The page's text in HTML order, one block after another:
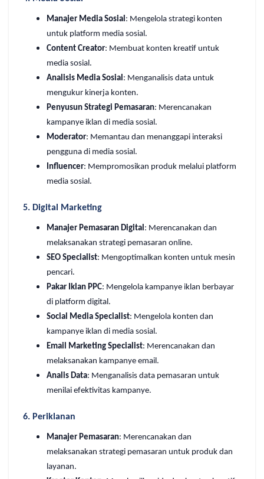
Manajer Media Sosial: Mengelola strategi konten
untuk platform media sosial.
Content Creator: Membuat konten kreatif untuk
media sosial.
Analisis Media Sosial: Menganalisis data untuk
mengukur kinerja konten.
Penyusun Strategi Pemasaran: Merencanakan
kampanye iklan di media sosial.
Moderator: Memantau dan menanggapi interaksi
pengguna di media sosial.
Influencer: Mempromosikan produk melalui platform
media sosial.
5. Digital Marketing
Manajer Pemasaran Digital: Merencanakan dan
melaksanakan strategi pemasaran online.
SEO Specialist: Mengoptimalkan konten untuk mesin
pencari.
Pakar Iklan PPC: Mengelola kampanye iklan berbayar
di platform digital.
Social Media Specialist: Mengelola konten dan
kampanye iklan di media sosial.
Email Marketing Specialist: Merencanakan dan
melaksanakan kampanye email.
Analis Data: Menganalisis data pemasaran untuk
menilai efektivitas kampanye.
6. Periklanan
Manajer Pemasaran: Merencanakan dan
melaksanakan strategi pemasaran untuk produk dan
layanan.